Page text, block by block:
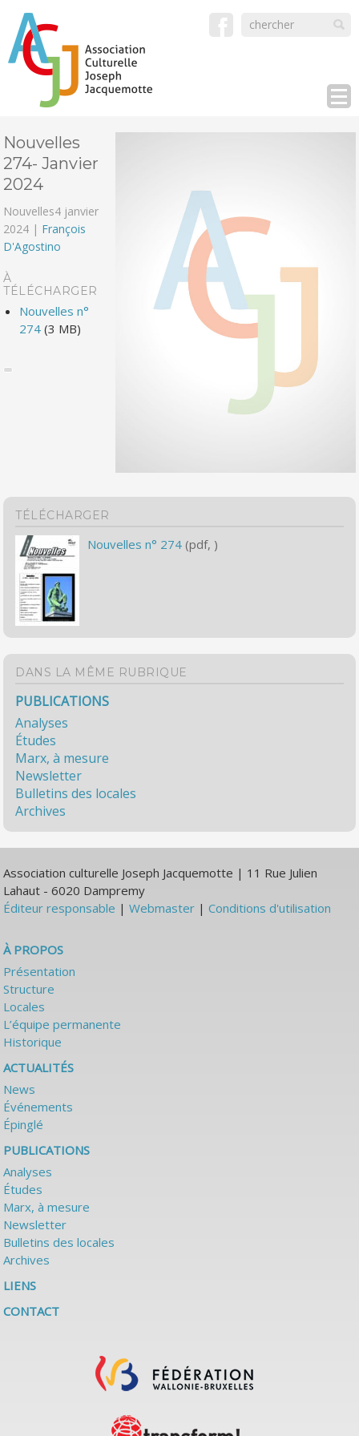
Nouvelles
274- Janvier
2024
Nouvelles4 janvier
2024 | François
D'Agostino
À
TÉLÉCHARGER
Nouvelles n°
274 (3 MB)
TÉLÉCHARGER
Nouvelles n° 274 (pdf, )
DANS LA MÊME RUBRIQUE
PUBLICATIONS
Analyses
Études
Marx, à mesure
Newsletter
Bulletins des locales
Archives
Association culturelle Joseph Jacquemotte | 11 Rue Julien
Lahaut - 6020 Dampremy
Éditeur responsable |Webmaster |Conditions d'utilisation
À PROPOS
Présentation
Structure
Locales
L’équipe permanente
Historique
ACTUALITÉS
News
Événements
Épinglé
PUBLICATIONS
Analyses
Études
Marx, à mesure
Newsletter
Bulletins des locales
Archives
LIENS
CONTACT